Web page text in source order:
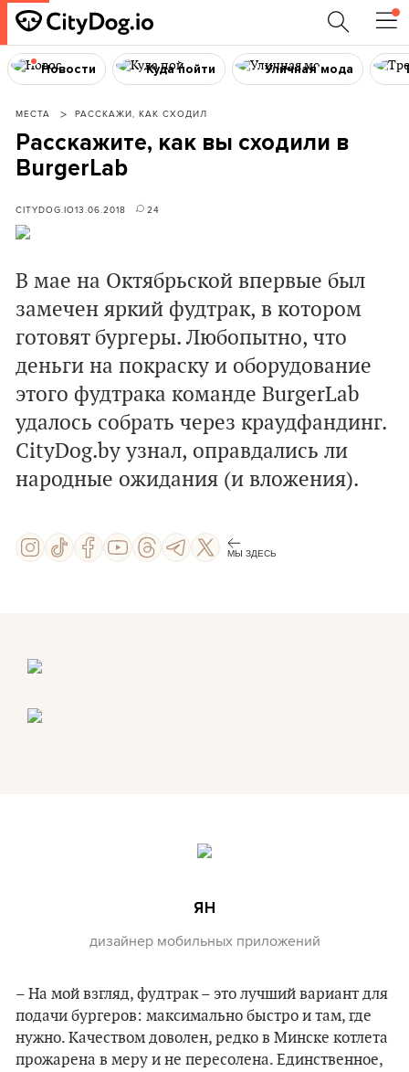
Новости Куда пойти Уличная мода
МЕСТА РАССКАЖИ, КАК СХОДИЛ
Расскажите, как вы сходили в
BurgerLab
CITYDOG.IO13.06.2018 24
В мае на Октябрьской впервые был
замечен яркий фудтрак, в котором
готовят бургеры. Любопытно, что
деньги на покраску и оборудование
этого фудтрака команде BurgerLab
удалось собрать через краудфандинг.
CityDog.by узнал, оправдались ли
народные ожидания (и вложения).
МЫ ЗДЕСЬ
ЯН
дизайнер мобильных приложений
– На мой взгляд, фудтрак – это лучший вариант для
подачи бургеров: максимально быстро и там, где
нужно. Качеством доволен, редко в Минске котлета
прожарена в меру и не пересолена. Единственное,